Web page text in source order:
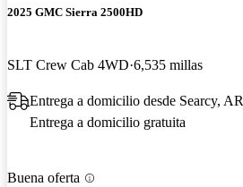
2025 GMC Sierra 2500HD
SLT Crew Cab 4WD 6,535 millas
Entrega a domicilio desde Searcy, AR
Entrega a domicilio gratuita
Buena oferta